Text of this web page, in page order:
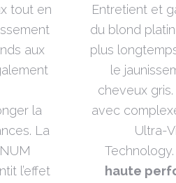
tout en
aux
la
La
l’effet
Entretient et
du blond
plus
le
cheveux
avec
Ultra-
Technology.
haute